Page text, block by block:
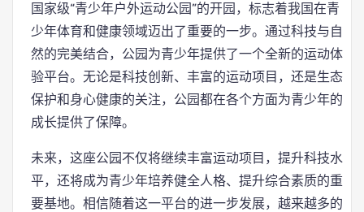
国家级“青少年户外运动公园”的开园，标志着我国在青
少年体育和健康领域迈出了重要的一步。通过科技与自
然的完美结合，公园为青少年提供了一个全新的运动体
验平台。无论是科技创新、丰富的运动项目，还是生态
保护和身心健康的关注，公园都在各个方面为青少年的
成长提供了保障。
未来，这座公园不仅将继续丰富运动项目，提升科技水
平，还将成为青少年培养健全人格、提升综合素质的重
要基地。相信随着这一平台的进一步发展，越来越多的